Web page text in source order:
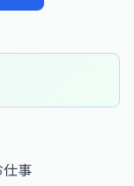
事